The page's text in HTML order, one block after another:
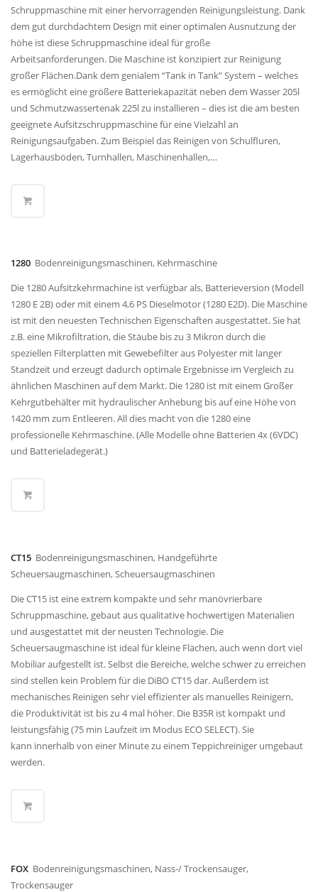
Schruppmaschine mit einer hervorragenden Reinigungsleistung. Dank
dem gut durchdachtem Design mit einer optimalen Ausnutzung der
höhe ist diese Schruppmaschine ideal für große
Arbeitsanforderungen. Die Maschine ist konzipiert zur Reinigung
großer Flächen.Dank dem genialem “Tank in Tank” System – welches
es ermöglicht eine größere Batteriekapazität neben dem Wasser 205l
und Schmutzwassertenak 225l zu installieren – dies ist die am besten
geeignete Aufsitzschruppmaschine für eine Vielzahl an
Reinigungsaufgaben. Zum Beispiel das Reinigen von Schulfluren,
Lagerhausböden, Turnhallen, Maschinenhallen,…
1280 Bodenreinigungsmaschinen, Kehrmaschine
Die 1280 Aufsitzkehrmachine ist verfügbar als, Batterieversion (Modell
1280 E 2B) oder mit einem 4,6 PS Dieselmotor (1280 E2D). Die Maschine
ist mit den neuesten Technischen Eigenschaften ausgestattet. Sie hat
z.B. eine Mikrofiltration, die Stäube bis zu 3 Mikron durch die
speziellen Filterplatten mit Gewebefilter aus Polyester mit langer
Standzeit und erzeugt dadurch optimale Ergebnisse im Vergleich zu
ähnlichen Maschinen auf dem Markt. Die 1280 ist mit einem Großer
Kehrgutbehälter mit hydraulischer Anhebung bis auf eine Höhe von
1420 mm zum Entleeren. All dies macht von die 1280 eine
professionelle Kehrmaschine. (Alle Modelle ohne Batterien 4x (6VDC)
und Batterieladegerät.)
CT15 Bodenreinigungsmaschinen, Handgeführte
Scheuersaugmaschinen, Scheuersaugmaschinen
Die CT15 ist eine extrem kompakte und sehr manövrierbare
Schruppmaschine, gebaut aus qualitative hochwertigen Materialien
und ausgestattet mit der neusten Technologie. Die
Scheuersaugmaschine ist ideal für kleine Flächen, auch wenn dort viel
Mobiliar aufgestellt ist. Selbst die Bereiche, welche schwer zu erreichen
sind stellen kein Problem für die DiBO CT15 dar. Außerdem ist
mechanisches Reinigen sehr viel effizienter als manuelles Reinigern,
die Produktivität ist bis zu 4 mal höher. Die B35R ist kompakt und
leistungsfähig (75 min Laufzeit im Modus ECO SELECT). Sie
kann innerhalb von einer Minute zu einem Teppichreiniger umgebaut
werden.
FOX Bodenreinigungsmaschinen, Nass-/ Trockensauger,
Trockensauger